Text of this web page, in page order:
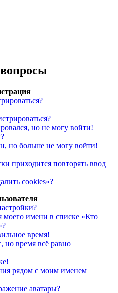
но не могу войти!
но больше не могу войти!
приходится повторять ввод
cookies»?
моего имени в списке «Кто
время!
но время всё равно
рядом с моим именем
аватары?